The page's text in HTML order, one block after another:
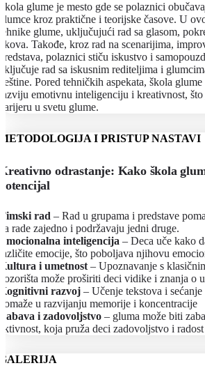
glume je mesto gde se polaznici
kroz praktične i teorijske časove. U
glume, uključujući rad sa glasom,
Takođe, kroz rad na scenarijima,
polaznici stiču iskustvo i
rad sa iskusnim rediteljima i
Pored tehničkih aspekata, škola
emotivnu inteligenciju i kreativnost, što
u svetu glume.
I PRISTUP NASTAVI
odrastanje: Kako škola
rad – Rad u grupama i predstave
rade zajedno i podržavaju jedni druge.
inteligencija – Deca uče kako
emocije, što poboljava njihovu
i umetnost – Upoznavanje s
može proširiti deci vidike i znanja o
razvoj – Učenje tekstova i
u razvijanju memorije i koncentracije
i zadovoljstvo – gluma može biti
koja pruža deci zadovoljstvo i